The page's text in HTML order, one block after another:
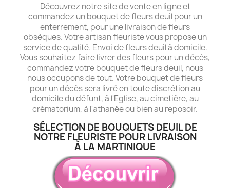
Découvrez notre site de vente en ligne et
commandez un bouquet de fleurs deuil pour un
enterrement, pour une livraison de fleurs
obsèques. Votre artisan fleuriste vous propose un
service de qualité. Envoi de fleurs deuil à domicile.
Vous souhaitez faire livrer des fleurs pour un décès,
commandez votre bouquet de fleurs deuil, nous
nous occupons de tout. Votre bouquet de fleurs
pour un décès sera livré en toute discrétion au
domicile du défunt, à l'Eglise, au cimetière, au
crématorium, à l'athanée ou bien au reposoir.
SÉLECTION DE BOUQUETS DEUIL DE
NOTRE FLEURISTE POUR LIVRAISON
À LA MARTINIQUE